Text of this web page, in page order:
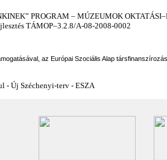
PROGRAM – MÚZEUMOK
TÁMOP–3.2.8/A-08-2008-0002
az Európai Szociális Alap